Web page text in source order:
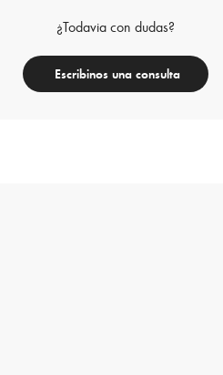
¿Todavia con dudas?
Escribinos una consulta